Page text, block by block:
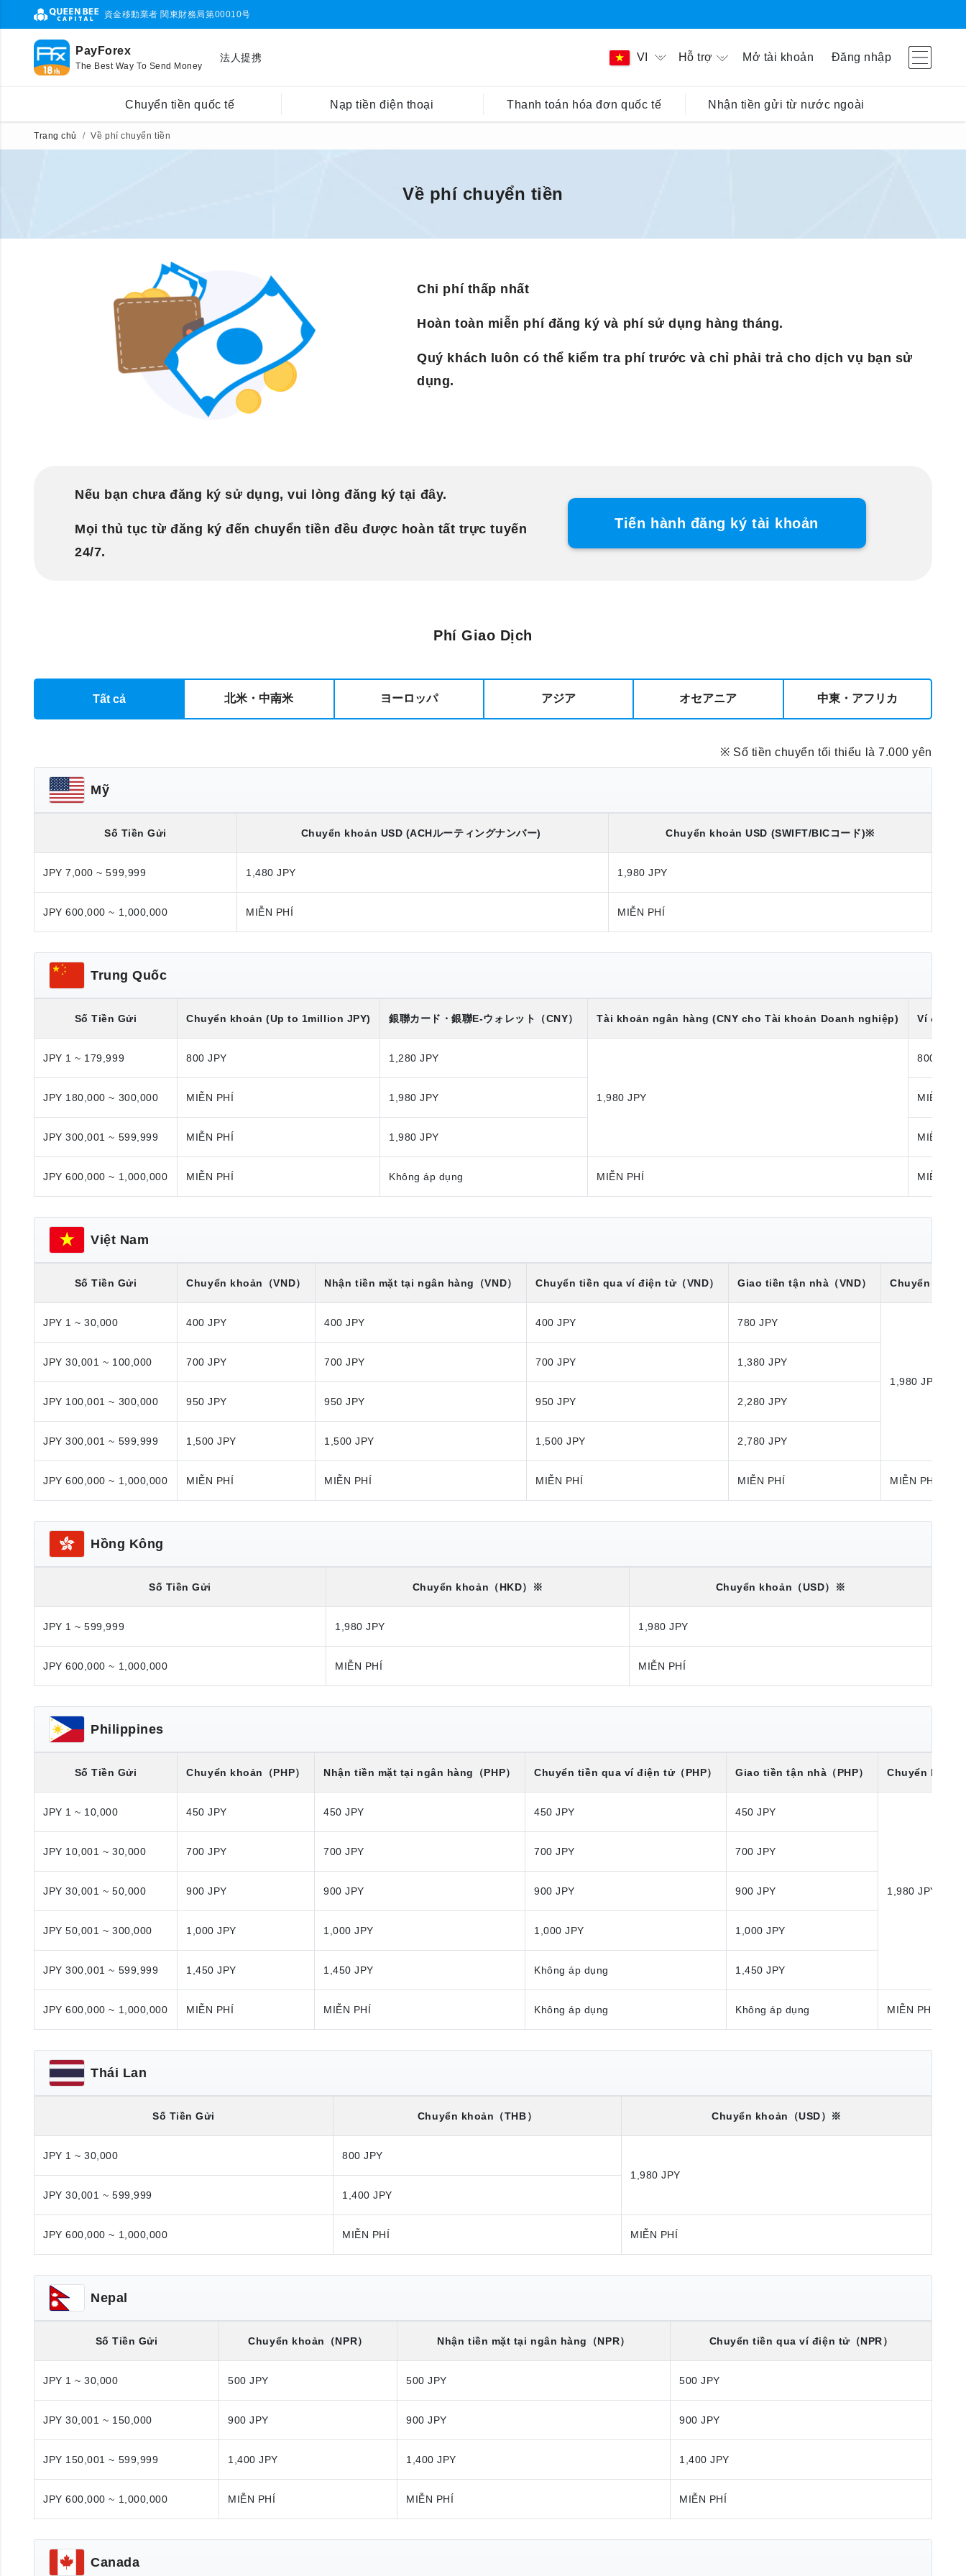
資金移動業者 関東財務局第00010号
PayForex
The Best Way To Send Money
法人提携 VI Hỗ trợ Mở tài khoản Đăng nhập
Chuyển tiền quốc tế Nạp tiền điện thoại Thanh toán hóa đơn quốc tế Nhận tiền gửi từ nước ngoài
Trang chủ Về phí chuyển tiền
Về phí chuyển tiền
Chi phí thấp nhất
Hoàn toàn miễn phí đăng ký và phí sử dụng hàng tháng.
Quý khách luôn có thể kiểm tra phí trước và chỉ phải trả cho dịch vụ bạn sử
dụng.
Nếu bạn chưa đăng ký sử dụng, vui lòng đăng ký tại đây.
Mọi thủ tục từ đăng ký đến chuyển tiền đều được hoàn tất trực tuyến
24/7.
Tiến hành đăng ký tài khoản
Phí Giao Dịch
Tất cả 北米・中南米 ヨーロッパ アジア オセアニア 中東・アフリカ
※ Số tiền chuyển tối thiểu là 7.000 yên
Mỹ
Số Tiền Gửi Chuyển khoản USD (ACHルーティングナンバー) Chuyển khoản USD (SWIFT/BICコード)※
JPY 7,000 ~ 599,999 1,480 JPY 1,980 JPY
JPY 600,000 ~ 1,000,000 MIỄN PHÍ MIỄN PHÍ
Trung Quốc
Số Tiền Gửi Chuyển khoản (Up to 1million JPY) 銀聯カード・銀聯E-ウォレット （CNY） Tài khoản ngân hàng (CNY cho Tài khoản Doanh nghiệp) Ví điện
JPY 1 ~ 179,999 800 JPY 1,280 JPY
1,980 JPY
800 JPY
JPY 180,000 ~ 300,000 MIỄN PHÍ 1,980 JPY MIỄN PHÍ
JPY 300,001 ~ 599,999 MIỄN PHÍ 1,980 JPY MIỄN PHÍ
JPY 600,000 ~ 1,000,000 MIỄN PHÍ Không áp dụng MIỄN PHÍ MIỄN PHÍ
Việt Nam
Số Tiền Gửi Chuyển khoản （VND） Nhận tiền mặt tại ngân hàng （VND） Chuyển tiền qua ví điện tử（VND） Giao tiền tận nhà （VND） Chuyển khoản
JPY 1 ~ 30,000 400 JPY 400 JPY 400 JPY 780 JPY
1,980 JPY
JPY 30,001 ~ 100,000 700 JPY 700 JPY 700 JPY 1,380 JPY
JPY 100,001 ~ 300,000 950 JPY 950 JPY 950 JPY 2,280 JPY
JPY 300,001 ~ 599,999 1,500 JPY 1,500 JPY 1,500 JPY 2,780 JPY
JPY 600,000 ~ 1,000,000 MIỄN PHÍ MIỄN PHÍ MIỄN PHÍ MIỄN PHÍ MIỄN PHÍ
Hồng Kông
Số Tiền Gửi Chuyển khoản （HKD）※ Chuyển khoản （USD）※
JPY 1 ~ 599,999 1,980 JPY 1,980 JPY
JPY 600,000 ~ 1,000,000 MIỄN PHÍ MIỄN PHÍ
Philippines
Số Tiền Gửi Chuyển khoản （PHP） Nhận tiền mặt tại ngân hàng （PHP） Chuyển tiền qua ví điện tử（PHP） Giao tiền tận nhà （PHP） Chuyển khoản
JPY 1 ~ 10,000 450 JPY 450 JPY 450 JPY 450 JPY
1,980 JPY
JPY 10,001 ~ 30,000 700 JPY 700 JPY 700 JPY 700 JPY
JPY 30,001 ~ 50,000 900 JPY 900 JPY 900 JPY 900 JPY
JPY 50,001 ~ 300,000 1,000 JPY 1,000 JPY 1,000 JPY 1,000 JPY
JPY 300,001 ~ 599,999 1,450 JPY 1,450 JPY Không áp dụng 1,450 JPY
JPY 600,000 ~ 1,000,000 MIỄN PHÍ MIỄN PHÍ Không áp dụng Không áp dụng MIỄN PHÍ
Thái Lan
Số Tiền Gửi Chuyển khoản （THB） Chuyển khoản （USD）※
JPY 1 ~ 30,000
800 JPY
1,980 JPY
JPY 30,001 ~ 599,999
1,400 JPY
JPY 600,000 ~ 1,000,000 MIỄN PHÍ MIỄN PHÍ
Nepal
Số Tiền Gửi Chuyển khoản （NPR） Nhận tiền mặt tại ngân hàng （NPR） Chuyển tiền qua ví điện tử（NPR）
JPY 1 ~ 30,000 500 JPY 500 JPY 500 JPY
JPY 30,001 ~ 150,000 900 JPY 900 JPY 900 JPY
JPY 150,001 ~ 599,999 1,400 JPY 1,400 JPY 1,400 JPY
JPY 600,000 ~ 1,000,000 MIỄN PHÍ MIỄN PHÍ MIỄN PHÍ
Canada